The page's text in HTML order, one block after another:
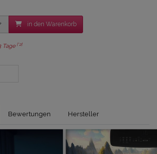
in den Warenkorb
Tage [*2]
Bewertungen Hersteller